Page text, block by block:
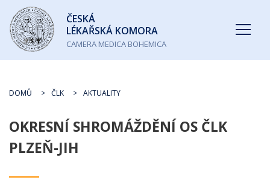
Česká
lékařská
komora
ČESKÁ
LÉKAŘSKÁ KOMORA
CAMERA MEDICA BOHEMICA
DOMŮ ČLK AKTUALITY
OKRESNÍ SHROMÁŽDĚNÍ OS ČLK
PLZEŇ-JIH